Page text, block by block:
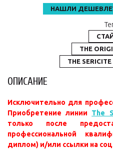
НАШЛИ
THE
THE
ОПИСАНИЕ
Исключительно для
Приобретение линии The
только после
профессиональной
диплом) и/или ссылки на